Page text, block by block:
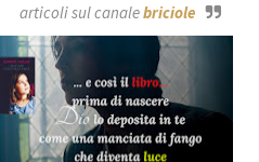
articoli sul canalebriciole